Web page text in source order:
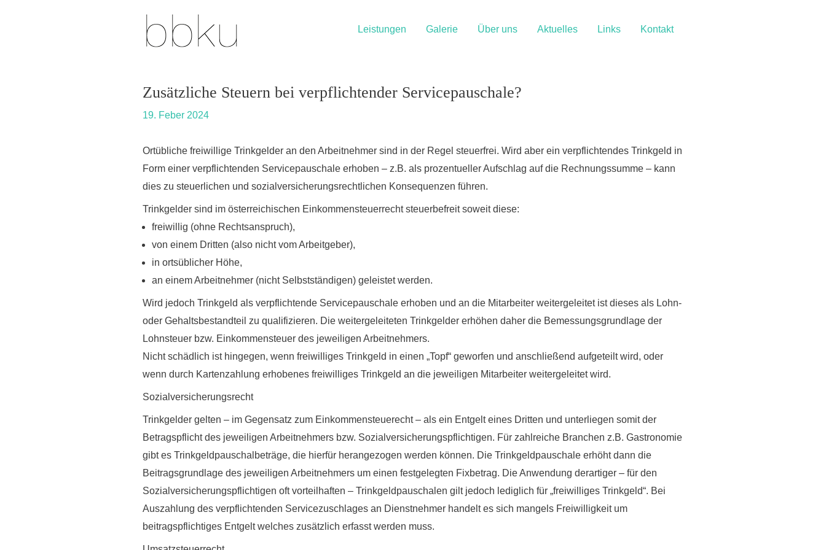
Leistungen Galerie Über uns Aktuelles Links Kontakt
Zusätzliche Steuern bei verpflichtender Servicepauschale?
19. Feber 2024
Ortübliche freiwillige Trinkgelder an den Arbeitnehmer sind in der Regel steuerfrei. Wird aber ein verpflichtendes Trinkgeld in
Form einer verpflichtenden Servicepauschale erhoben – z.B. als prozentueller Aufschlag auf die Rechnungssumme – kann
dies zu steuerlichen und sozialversicherungsrechtlichen Konsequenzen führen.
Trinkgelder sind im österreichischen Einkommensteuerrecht steuerbefreit soweit diese:
freiwillig (ohne Rechtsanspruch),
von einem Dritten (also nicht vom Arbeitgeber),
in ortsüblicher Höhe,
an einem Arbeitnehmer (nicht Selbstständigen) geleistet werden.
Wird jedoch Trinkgeld als verpflichtende Servicepauschale erhoben und an die Mitarbeiter weitergeleitet ist dieses als Lohn-
oder Gehaltsbestandteil zu qualifizieren. Die weitergeleiteten Trinkgelder erhöhen daher die Bemessungsgrundlage der
Lohnsteuer bzw. Einkommensteuer des jeweiligen Arbeitnehmers.
Nicht schädlich ist hingegen, wenn freiwilliges Trinkgeld in einen „Topf“ geworfen und anschließend aufgeteilt wird, oder
wenn durch Kartenzahlung erhobenes freiwilliges Trinkgeld an die jeweiligen Mitarbeiter weitergeleitet wird.
Sozialversicherungsrecht
Trinkgelder gelten – im Gegensatz zum Einkommensteuerecht – als ein Entgelt eines Dritten und unterliegen somit der
Betragspflicht des jeweiligen Arbeitnehmers bzw. Sozialversicherungspflichtigen. Für zahlreiche Branchen z.B. Gastronomie
gibt es Trinkgeldpauschalbeträge, die hierfür herangezogen werden können. Die Trinkgeldpauschale erhöht dann die
Beitragsgrundlage des jeweiligen Arbeitnehmers um einen festgelegten Fixbetrag. Die Anwendung derartiger – für den
Sozialversicherungspflichtigen oft vorteilhaften – Trinkgeldpauschalen gilt jedoch lediglich für „freiwilliges Trinkgeld“. Bei
Auszahlung des verpflichtenden Servicezuschlages an Dienstnehmer handelt es sich mangels Freiwilligkeit um
beitragspflichtiges Entgelt welches zusätzlich erfasst werden muss.
navigation